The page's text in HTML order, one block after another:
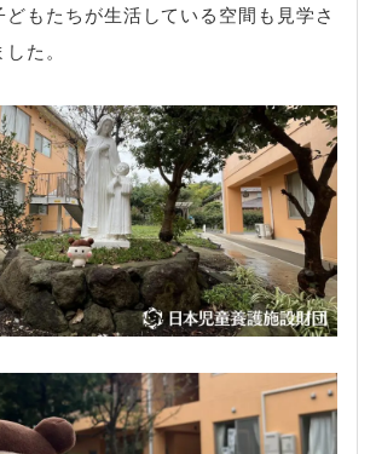
どもたちが生活している空間も見学さ
た。